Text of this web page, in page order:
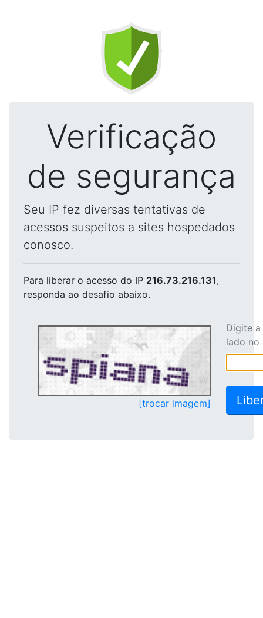
Verificação
de segurança
Seu IP fez diversas tentativas de
acessos suspeitos a sites hospedados
conosco.
Para liberar o acesso do IP 216.73.216.131,
responda ao desafio abaixo.
[trocar imagem]
Digite
lado no